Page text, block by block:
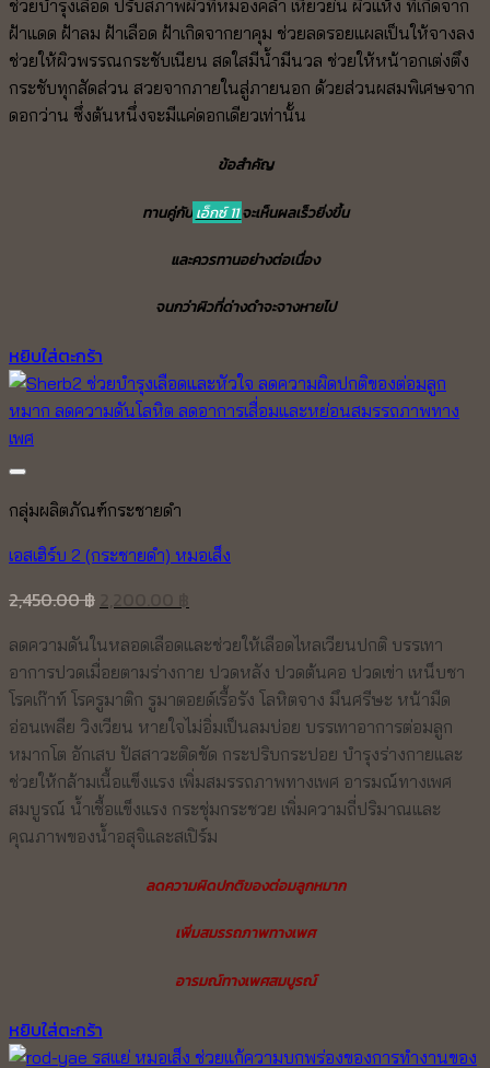
was:
2,500.00 ฿.
is:
2,250.00 ฿.
ช่วยบำรุงเลือด ปรับสภาพผิวที่หมองคล้ำ เหี่ยวย่น ผิวแห้ง ที่เกิดจาก
ฝ้าแดด ฝ้าลม ฝ้าเลือด ฝ้าเกิดจากยาคุม ช่วยลดรอยแผลเป็นให้จางลง
ช่วยให้ผิวพรรณกระชับเนียน สดใสมีน้ำมีนวล ช่วยให้หน้าอกเต่งตึง
กระชับทุกสัดส่วน สวยจากภายในสู่ภายนอก ด้วยส่วนผสมพิเศษจาก
ดอกว่าน ซึ่งต้นหนึ่งจะมีแค่ดอกเดียวเท่านั้น
ข้อสำคัญ
ทานคู่กับ เอ็กซ์ 11 จะเห็นผลเร็วยิ่งขึ้น
และควรทานอย่างต่อเนื่อง
จนกว่าผิวที่ด่างดำจะจางหายไป
หยิบใส่ตะกร้า
กลุ่มผลิตภัณฑ์กระชายดำ
เอสเฮิร์บ 2 (กระชายดำ) หมอเส็ง
2,450.00฿
was:
2,450.00 ฿.
is:
2,200.00 ฿.
ลดความดันในหลอดเลือดและช่วยให้เลือดไหลเวียนปกติ บรรเทา
อาการปวดเมื่อยตามร่างกาย ปวดหลัง ปวดต้นคอ ปวดเข่า เหน็บชา
โรคเก๊าท์ โรครูมาติก รูมาตอยด์เรื้อรัง โลหิตจาง มึนศรีษะ หน้ามืด
อ่อนเพลีย วิงเวียน หายใจไม่อิ่มเป็นลมบ่อย บรรเทาอาการต่อมลูก
หมากโต อักเสบ ปัสสาวะติดขัด กระปริบกระปอย บำรุงร่างกายและ
ช่วยให้กล้ามเนื้อแข็งแรง เพิ่มสมรรถภาพทางเพศ อารมณ์ทางเพศ
สมบูรณ์ น้ำเชื้อแข็งแรง กระชุ่มกระชวย เพิ่มความถี่ปริมาณและ
คุณภาพของน้ำอสุจิและสเปิร์ม
ลดความผิดปกติของต่อมลูกหมาก
เพิ่มสมรรถภาพทางเพศ
อารมณ์ทางเพศสมบูรณ์
หยิบใส่ตะกร้า